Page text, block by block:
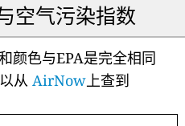
空气污染指数
颜色与EPA是完全相同
从 AirNow上查到